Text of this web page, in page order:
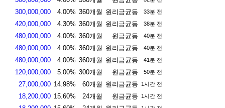
300,000,000 4.00% 360개월 원리금균등 33분 전
420,000,000 4.30% 360개월 원리금균등 38분 전
480,000,000 4.00% 360개월 원금균등 40분 전
480,000,000 4.00% 360개월 원리금균등 40분 전
480,000,000 4.00% 360개월 원리금균등 41분 전
120,000,000 5.00% 300개월 원금균등 50분 전
27,000,000 14.98% 60개월 원리금균등 1시간 전
18,200,000 15.60% 24개월 원금균등 1시간 전